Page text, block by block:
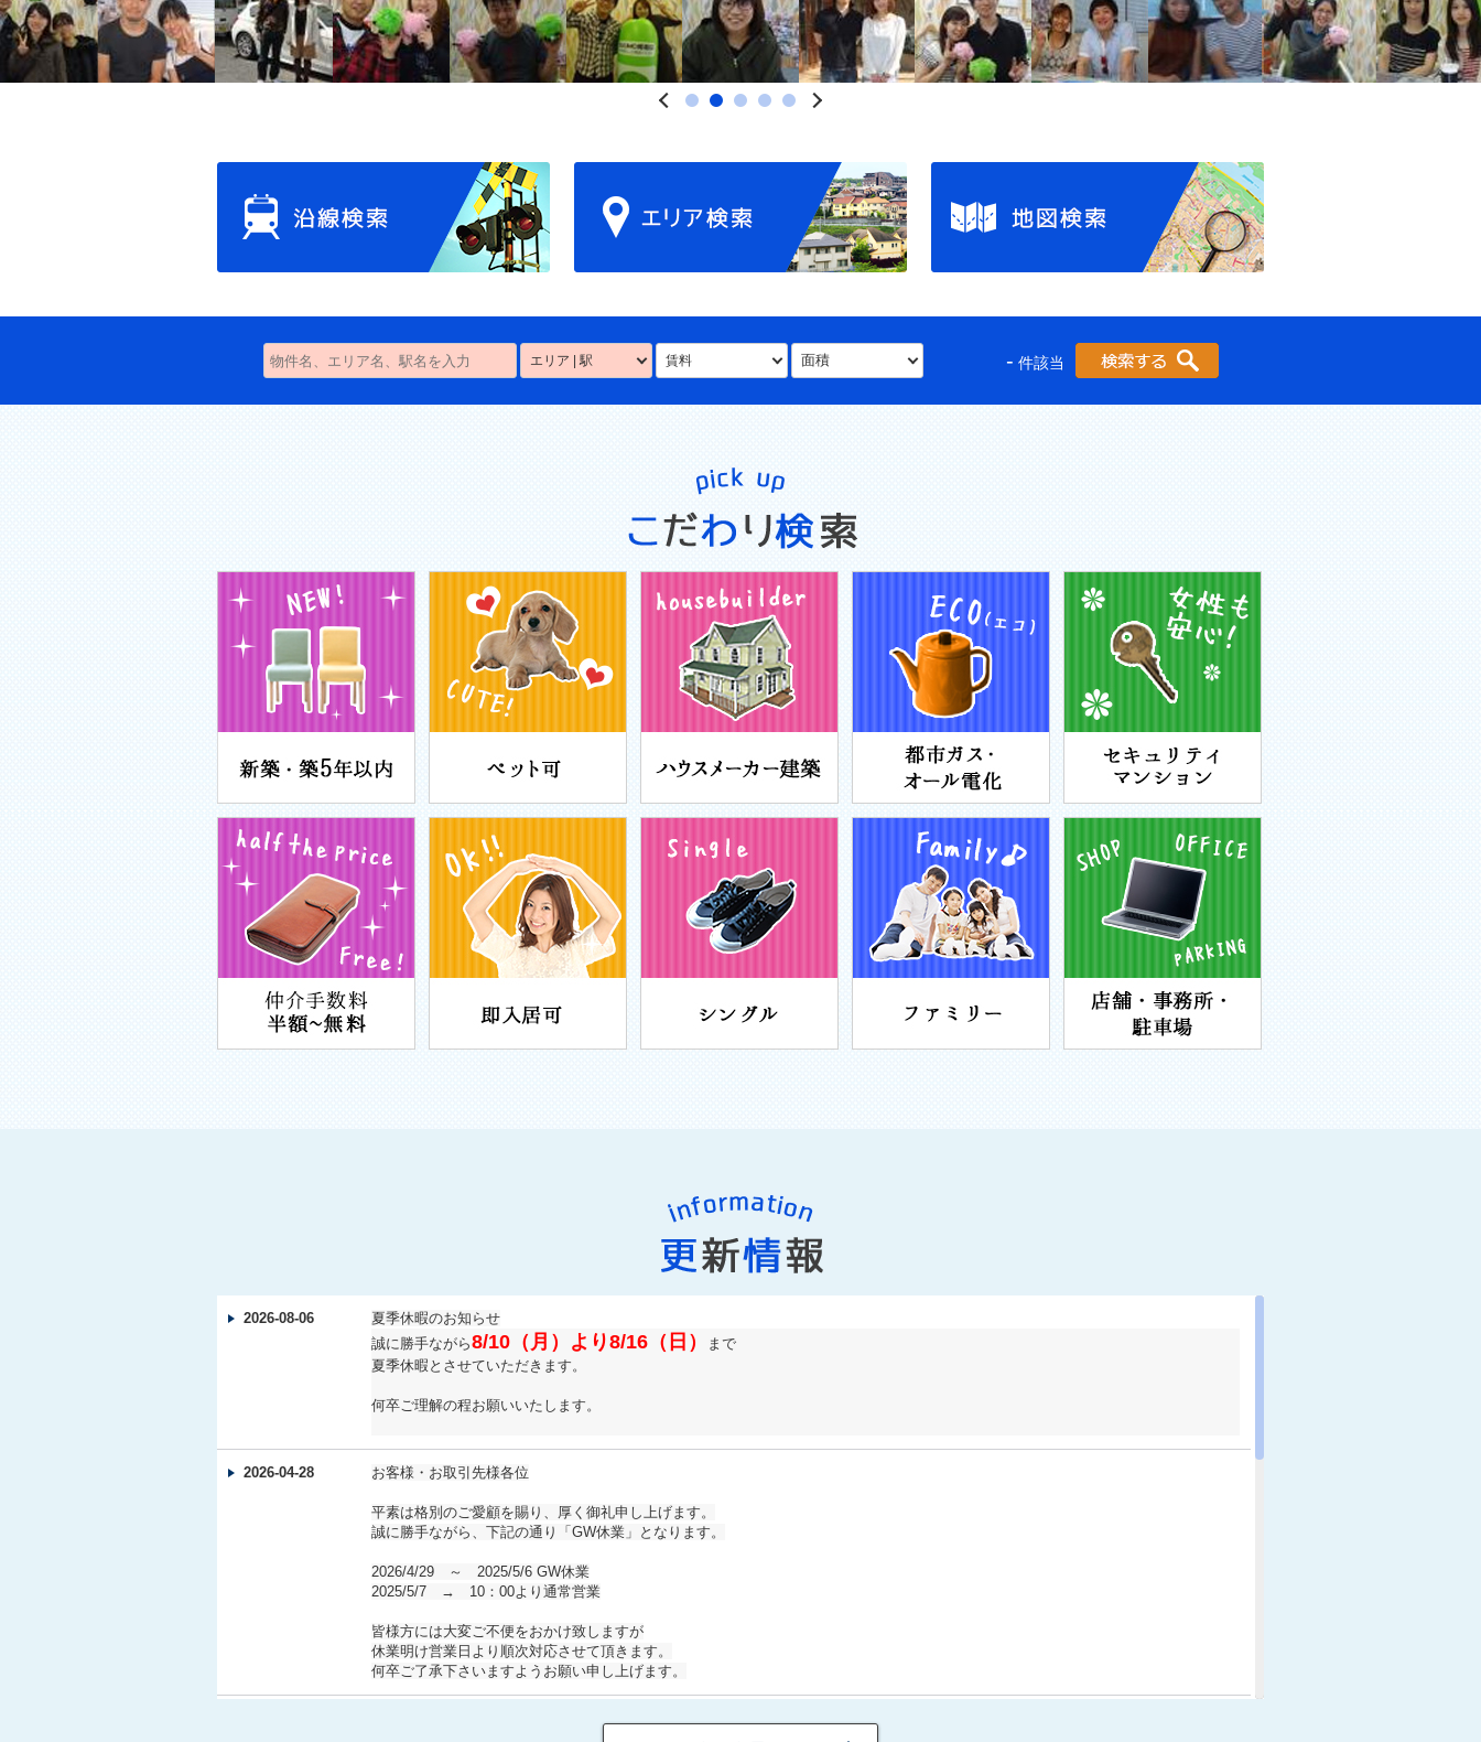
エリア | 駅 賃料 面積 - 件該当
2026-08-06
夏季休暇のお知らせ
誠に勝手ながら8/10（月）より8/16（日）
まで
夏季休暇とさせていただきます。
何卒ご理解の程お願いいたします。
2026-04-28 お客様・お取引先様各位
平素は格別のご愛顧を賜り、厚く御礼申し上げます。
誠に勝手ながら、下記の通り「GW休業」となります。
2026/4/29 ～ 2025/5/6 GW休業
2025/5/7 → 10：00より通常営業
皆様方には大変ご不便をおかけ致しますが
休業明け営業日より順次対応させて頂きます。
何卒ご了承下さいますようお願い申し上げます。